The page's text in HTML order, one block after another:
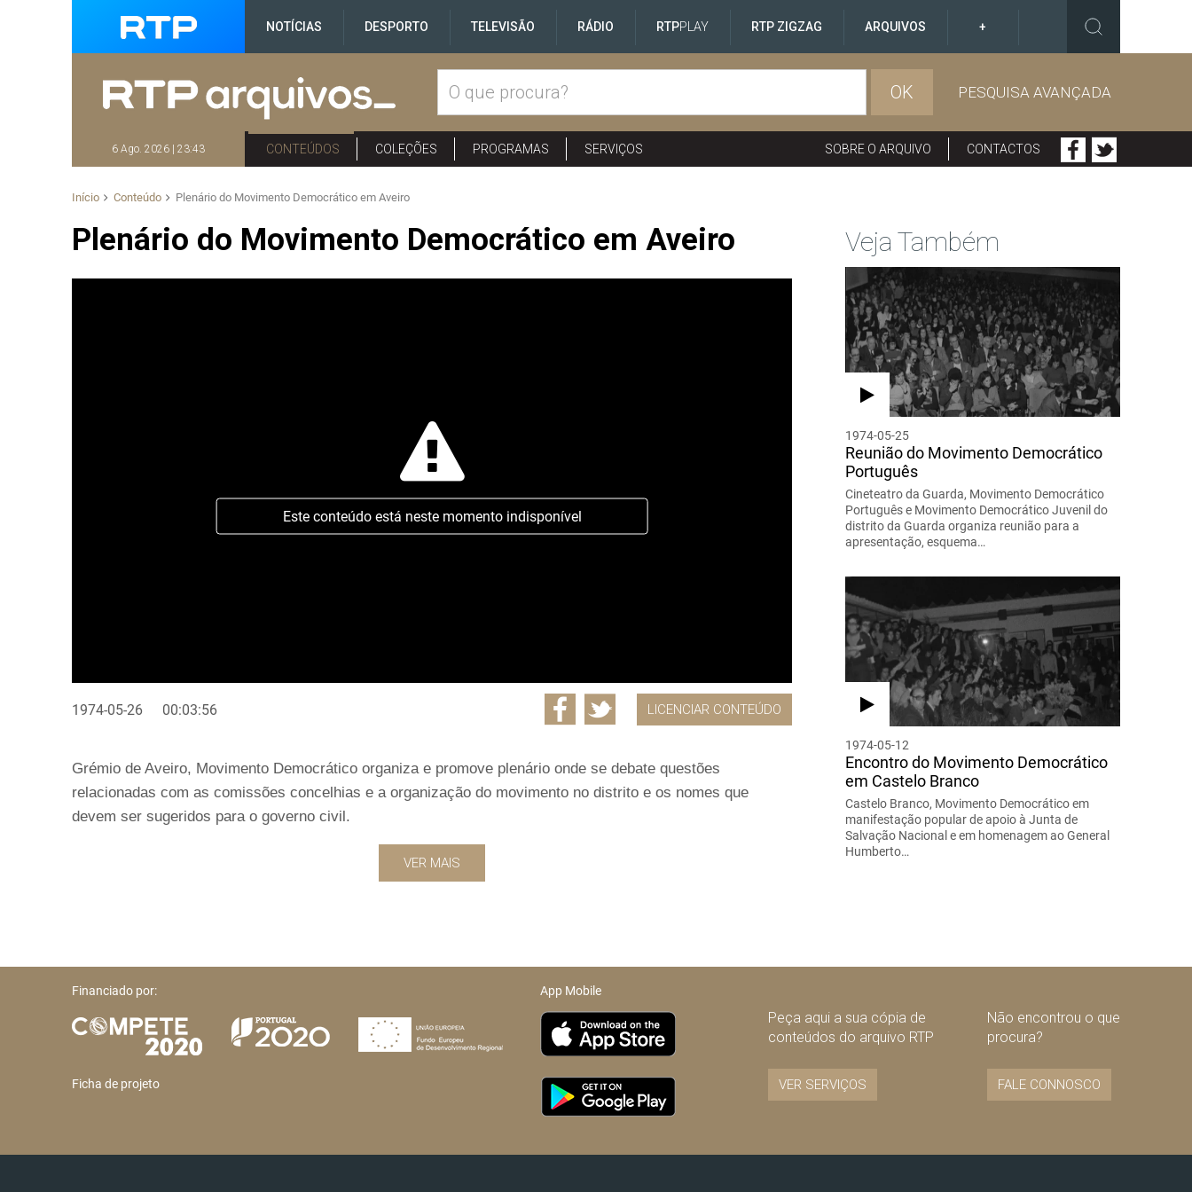
NOTÍCIAS DESPORTO TELEVISÃO RÁDIO RTPPLAY RTP ZIGZAG ARQUIVOS +
OK PESQUISA AVANÇADA
6 Ago. 2026 | 23:43 CONTEÚDOS COLEÇÕES PROGRAMAS SERVIÇOS SOBRE O ARQUIVO CONTACTOS
Início Conteúdo Plenário do Movimento Democrático em Aveiro
Plenário do Movimento Democrático em Aveiro
Este conteúdo está neste momento indisponível
1974-05-26 00:03:56 LICENCIAR CONTEÚDO
Grémio de Aveiro, Movimento Democrático organiza e promove plenário onde se debate questões
relacionadas com as comissões concelhias e a organização do movimento no distrito e os nomes que
devem ser sugeridos para o governo civil.
VER MAIS
Veja Também
1974-05-25
Reunião do Movimento Democrático
Português
Cineteatro da Guarda, Movimento Democrático
Português e Movimento Democrático Juvenil do
distrito da Guarda organiza reunião para a
apresentação, esquema…
1974-05-12
Encontro do Movimento Democrático
em Castelo Branco
Castelo Branco, Movimento Democrático em
manifestação popular de apoio à Junta de
Salvação Nacional e em homenagem ao General
Humberto…
Financiado por:
Ficha de projeto
App Mobile
Peça aqui a sua cópia de
conteúdos do arquivo RTP
VER SERVIÇOS
Não encontrou o que
procura?
FALE CONNOSCO